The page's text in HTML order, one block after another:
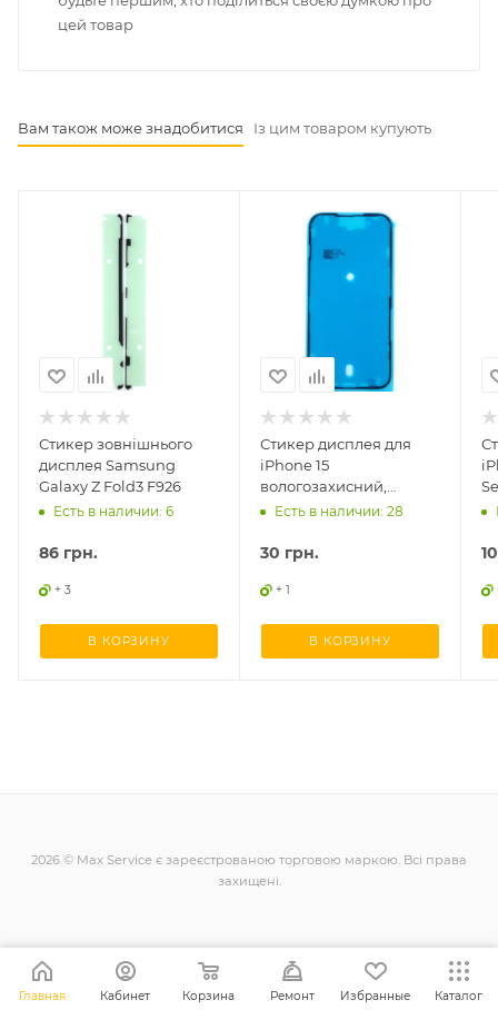
цей товар
Вам також може знадобитися Із цим товаром купують
Стикер зовнішнього
дисплея Samsung
Galaxy Z Fold3 F926
Есть в наличии: 6
86 грн.
+ 3
В КОРЗИНУ
Стикер дисплея для
iPhone 15
вологозахисний,
Service оригінал
Есть в наличии: 28
30 грн.
+ 1
В КОРЗИНУ
2026 © Max Service є зареєстрованою торговою маркою. Всі права
захищені.
+38 (098) 128-11-11
Главная Кабинет Корзина Ремонт Избранные Каталог